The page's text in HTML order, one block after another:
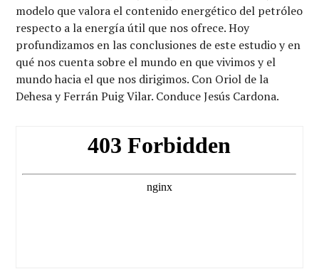
modelo que valora el contenido energético del petróleo
respecto a la energía útil que nos ofrece. Hoy
profundizamos en las conclusiones de este estudio y en
qué nos cuenta sobre el mundo en que vivimos y el
mundo hacia el que nos dirigimos. Con Oriol de la
Dehesa y Ferrán Puig Vilar. Conduce Jesús Cardona.